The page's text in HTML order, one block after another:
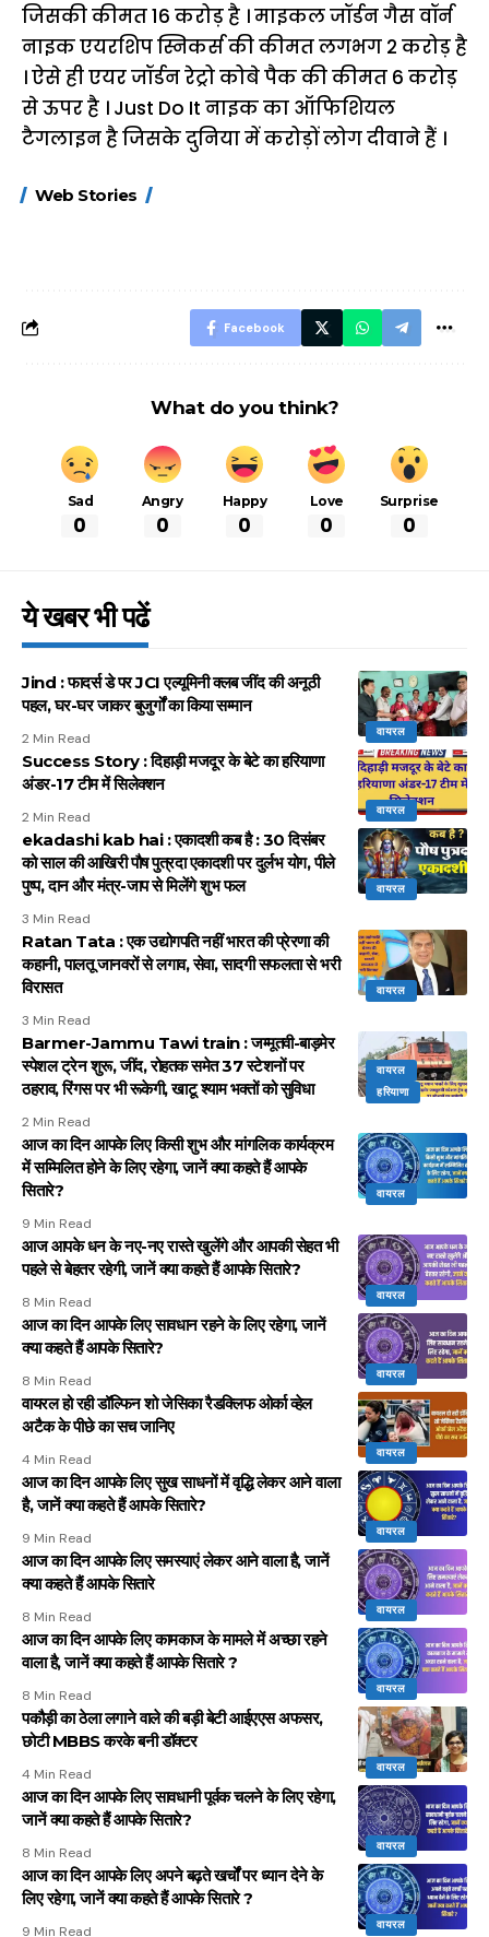
जिसकी कीमत 16 करोड़ है । माइकल जॉर्डन गैस वॉर्न
नाइक एयरशिप स्निकर्स की कीमत लगभग 2 करोड़ है
। ऐसे ही एयर जॉर्डन रेट्रो कोबे पैक की कीमत 6 करोड़
से ऊपर है । Just Do It नाइक का ऑफिशियल
टैगलाइन है जिसके दुनिया में करोड़ों लोग दीवाने हैं ।
Web Stories
FASTag के ये नए
Facebook
What do you think?
Sad
0
Angry
0
Happy
0
Love
0
Surprise
0
ये खबर भी पढें
वायरल
Jind : फादर्स डे पर JCI एल्यूमिनी क्लब जींद की अनूठी
पहल, घर-घर जाकर बुजुर्गों का किया सम्मान
2 Min Read
वायरल
Success Story : दिहाड़ी मजदूर के बेटे का हरियाणा
अंडर-17 टीम में सिलेक्शन
2 Min Read
वायरल
ekadashi kab hai : एकादशी कब है : 30 दिसंबर
को साल की आखिरी पौष पुत्रदा एकादशी पर दुर्लभ योग, पीले
पुष्प, दान और मंत्र-जाप से मिलेंगे शुभ फल
3 Min Read
वायरल
Ratan Tata : एक उद्योगपति नहीं भारत की प्रेरणा की
कहानी, पालतू जानवरों से लगाव, सेवा, सादगी सफलता से भरी
विरासत
3 Min Read
वायरल
हरियाणा
Barmer-Jammu Tawi train : जम्मूतवी-बाड़मेर
स्पेशल ट्रेन शुरू, जींद, रोहतक समेत 37 स्टेशनों पर
ठहराव, रिंगस पर भी रूकेगी, खाटू श्याम भक्तों को सुविधा
2 Min Read
वायरल
आज का दिन आपके लिए किसी शुभ और मांगलिक कार्यक्रम
में सम्मिलित होने के लिए रहेगा, जानें क्या कहते हैं आपके
सितारे?
9 Min Read
वायरल
आज आपके धन के नए-नए रास्ते खुलेंगे और आपकी सेहत भी
पहले से बेहतर रहेगी, जानें क्या कहते हैं आपके सितारे?
8 Min Read
वायरल
आज का दिन आपके लिए सावधान रहने के लिए रहेगा, जानें
क्या कहते हैं आपके सितारे?
8 Min Read
वायरल
वायरल हो रही डॉल्फिन शो जेसिका रैडक्लिफ ओर्का व्हेल
अटैक के पीछे का सच जानिए
4 Min Read
वायरल
आज का दिन आपके लिए सुख साधनों में वृद्धि लेकर आने वाला
है, जानें क्या कहते हैं आपके सितारे?
9 Min Read
वायरल
आज का दिन आपके लिए समस्याएं लेकर आने वाला है, जानें
क्या कहते हैं आपके सितारे
8 Min Read
वायरल
आज का दिन आपके लिए कामकाज के मामले में अच्छा रहने
वाला है, जानें क्या कहते हैं आपके सितारे ?
8 Min Read
वायरल
पकौड़ी का ठेला लगाने वाले की बड़ी बेटी आईएएस अफसर,
छोटी MBBS करके बनी डॉक्टर
4 Min Read
वायरल
आज का दिन आपके लिए सावधानी पूर्वक चलने के लिए रहेगा,
जानें क्या कहते हैं आपके सितारे?
8 Min Read
वायरल
आज का दिन आपके लिए अपने बढ़ते खर्चों पर ध्यान देने के
लिए रहेगा, जानें क्या कहते हैं आपके सितारे ?
9 Min Read